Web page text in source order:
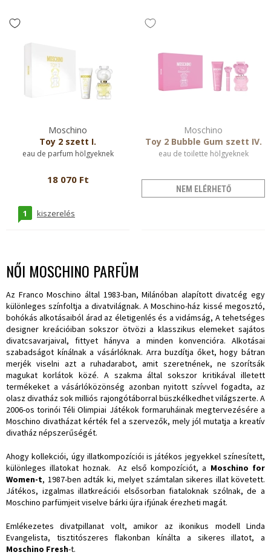
Moschino
Toy 2 szett I.
eau de parfum hölgyeknek
18 070 Ft
1 kiszerelés
Moschino
Toy 2 Bubble Gum szett IV.
eau de toilette hölgyeknek
NEM ELÉRHETŐ
NŐI MOSCHINO PARFÜM
Az Franco Moschino által 1983-ban, Milánóban alapított divatcég egy
különleges színfoltja a divatvilágnak. A Moschino-ház kissé megosztó,
bohókás alkotásaiból árad az életigenlés és a vidámság, A tehetséges
designer kreációiban sokszor ötvözi a klasszikus elemeket sajátos
divatcsavarjaival, fittyet hányva a minden konvencióra. Alkotásai
szabadságot kínálnak a vásárlóknak. Arra buzdítja őket, hogy bátran
merjék viselni azt a ruhadarabot, amit szeretnének, ne szorítsák
magukat korlátok közé. A szakma által sokszor kritikával illetett
termékeket a vásárlóközönség azonban nyitott szívvel fogadta, az
olasz divatház sok milliós rajongótáborral büszkélkedhet világszerte. A
2006-os torinói Téli Olimpiai Játékok formaruháinak megtervezésére a
Moschino divatházat kérték fel a szervezők, mely jól mutatja a kreatív
divatház népszerűségét.
Ahogy kollekciói, úgy illatkompozíciói is játékos jegyekkel színesített,
különleges illatokat hoznak. Az első kompozíciót, a Moschino for
Women-t, 1987-ben adták ki, melyet számtalan sikeres illat követett.
Játékos, izgalmas illatkreációi elsősorban fiataloknak szólnak, de a
Moschino parfümjeit viselve bárki újra ifjúnak érezheti magát.
Emlékezetes divatpillanat volt, amikor az ikonikus modell Linda
Evangelista, tisztitószeres flakonban kínálta a sikeres illatot, a
Moschino Fresh-t.